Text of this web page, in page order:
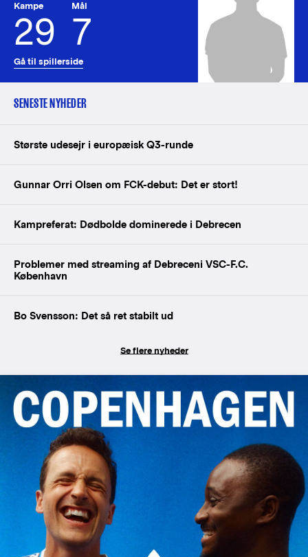
Kampe
29
Mål
7
Gå til spillerside
SENESTE NYHEDER
Største udesejr i europæisk Q3-runde
Gunnar Orri Olsen om FCK-debut: Det er stort!
Kampreferat: Dødbolde dominerede i Debrecen
Problemer med streaming af Debreceni VSC-F.C.
København
Bo Svensson: Det så ret stabilt ud
Se flere nyheder